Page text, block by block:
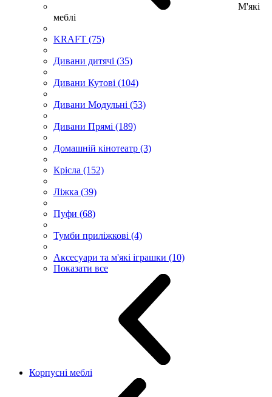
М'які
меблі
KRAFT (75)
Дивани дитячі (35)
Дивани Кутові (104)
Дивани Модульні (53)
Дивани Прямі (189)
Домашній кінотеатр (3)
Крісла (152)
Ліжка (39)
Пуфи (68)
Тумби приліжкові (4)
Аксесуари та м'які іграшки (10)
Показати все
Корпусні меблі